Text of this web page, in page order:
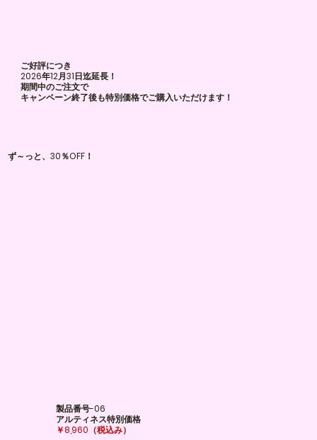
ご好評につき
2026年12月31日迄延長！
​期間中のご注文で
​キャンペーン終了後も特別価格でご購入いただけます！
製品番号-06
アルティネス特別価格
￥8,960 （税込み）
​ず～っと、30％OFF！